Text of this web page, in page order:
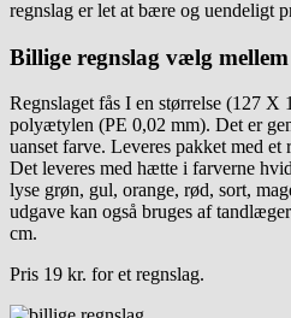
regnslag er let at bære og uendeligt
Billige regnslag vælg
Regnslaget fås I en størrelse (127 X
polyætylen (PE 0,02 mm). Det er
uanset farve. Leveres pakket med et
Det leveres med hætte i farverne
lyse grøn, gul, orange, rød, sort,
udgave kan også bruges af
cm.
Pris 19 kr. for et regnslag.